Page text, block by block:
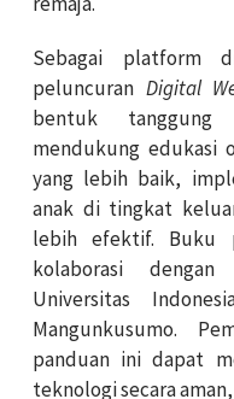
Sebagai platform
peluncuran Digital
bentuk tanggung
mendukung edukasi
yang lebih baik,
anak di tingkat
lebih efektif. Buku
kolaborasi
Universitas
Mangunkusumo.
panduan ini dapat
teknologi secara